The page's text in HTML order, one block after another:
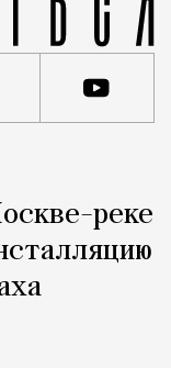
реке